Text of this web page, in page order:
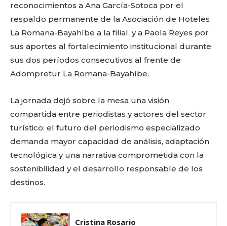
reconocimientos a Ana García-Sotoca por el
respaldo permanente de la Asociación de Hoteles
La Romana-Bayahíbe a la filial, y a Paola Reyes por
sus aportes al fortalecimiento institucional durante
sus dos períodos consecutivos al frente de
Adompretur La Romana-Bayahíbe.
La jornada dejó sobre la mesa una visión
compartida entre periodistas y actores del sector
turístico: el futuro del periodismo especializado
demanda mayor capacidad de análisis, adaptación
tecnológica y una narrativa comprometida con la
sostenibilidad y el desarrollo responsable de los
destinos.
Cristina Rosario